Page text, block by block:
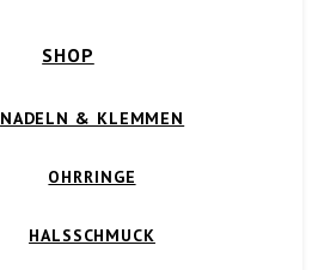
SHOP
NADELN & KLEMMEN
OHRRINGE
HALSSCHMUCK